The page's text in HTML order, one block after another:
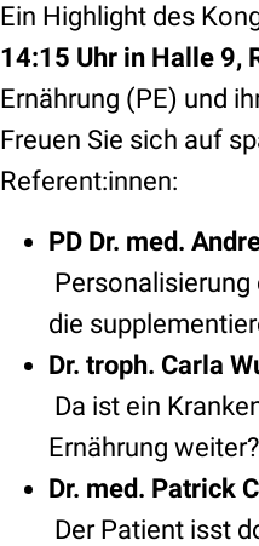
Ein Highlight des
14:15 Uhr in Halle 9,
Ernährung (PE) und
Freuen Sie sich auf
Referent:innen:
PD Dr. med.
die
Dr. troph. Carla
Da ist ein
Ernährung weiter?
Dr. med. Patrick
Der Patient isst